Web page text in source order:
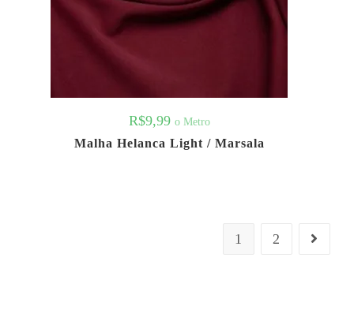
R$9,99 o Metro
Malha Helanca Light / Marsala
1 2